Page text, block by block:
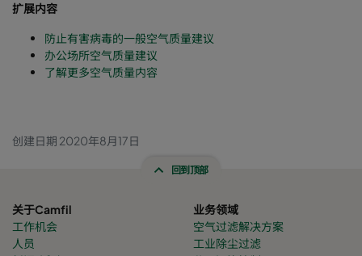
扩展内容
防止有害病毒的一般空气质量建议
办公场所空气质量建议
了解更多空气质量内容
创建日期 2020年8月17日
回到顶部
关于Camfil
工作机会
人员
业务领域
空气过滤解决方案
工业除尘过滤